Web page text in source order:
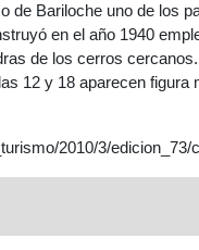
de Bariloche uno de los
en el año 1940
de los cerros
12 y 18 aparecen figura
2010/3/